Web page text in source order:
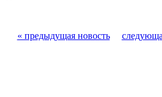
« предыдущая новость